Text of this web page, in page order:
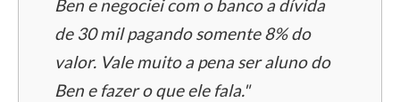
Ben e negociei com o banco a dívida
de 30 mil pagando somente 8% do
valor. Vale muito a pena ser aluno do
Ben e fazer o que ele fala."